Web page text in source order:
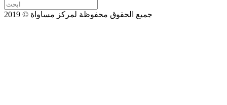
جميع الحقوق محفوظة لمركز مساواة © 2019